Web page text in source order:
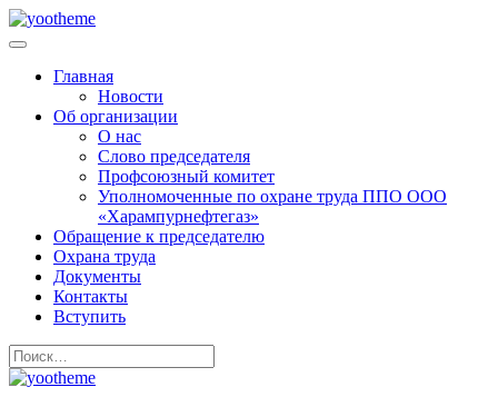
Главная
Новости
Об организации
О нас
Слово председателя
Профсоюзный комитет
Уполномоченные по охране труда ППО ООО
«Харампурнефтегаз»
Обращение к председателю
Охрана труда
Документы
Контакты
Вступить